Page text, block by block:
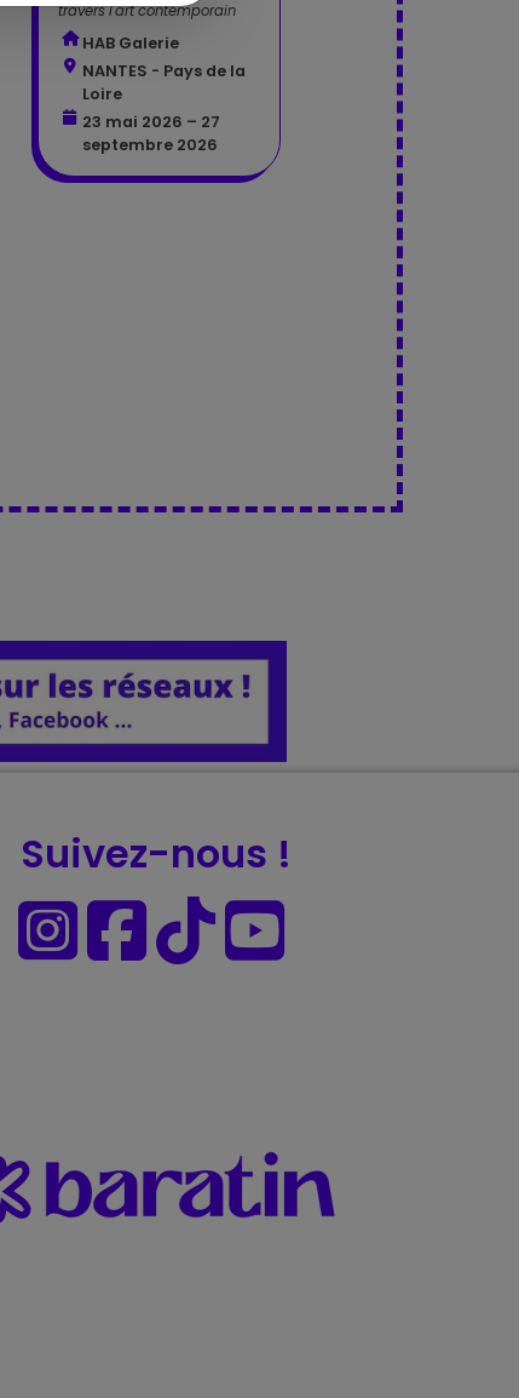
travers l'art contemporain
HAB Galerie
NANTES - Pays de la
Loire
23 mai 2026 – 27
septembre 2026
Suivez-nous !